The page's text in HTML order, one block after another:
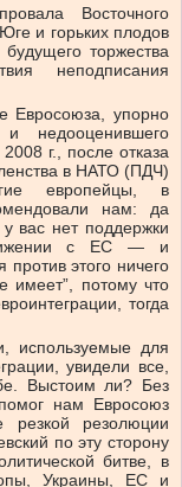
Восточного
и горьких плодов
торжества
неподписания
Евросоюза, упорно
недооценившего
г., после отказа
в НАТО (ПДЧ)
европейцы, в
нам: да
вас нет поддержки
с ЕС — и
этого ничего
имеет”, потому что
тогда
используемые для
увидели все,
Выстоим ли? Без
нам Евросоюз
резкой резолюции
по эту сторону
битве, в
Украины, ЕС и